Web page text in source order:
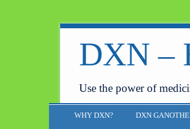
DXN –
Use the power of
WHY DXN? DXN